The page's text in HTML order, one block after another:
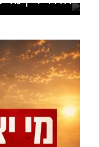
עוד
נסיעה
לאילת ולים